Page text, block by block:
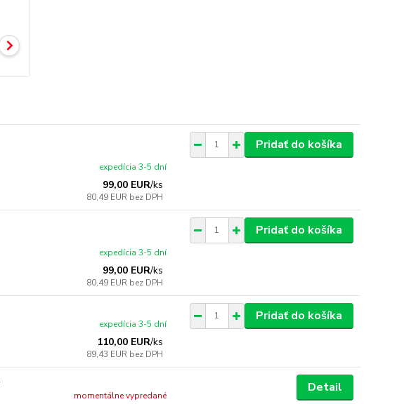
99,00 EUR/ks
80,49 EUR bez DPH
expedícia 3-5 dní
Pridať do košíka
99,00 EUR/ks
80,49 EUR bez DPH
expedícia 3-5 dní
Pridať do košíka
110,00 EUR/ks
89,43 EUR bez DPH
expedícia 3-5 dní
Pridať do košíka
momentálne vypredané
Detail